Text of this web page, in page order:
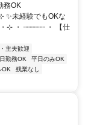
務OK
経験でもOKな
⊹ ・ ┈┈┈┈┈ ・ 【仕
主夫歓迎
勤務OK
平日のみOK
OK
残業なし